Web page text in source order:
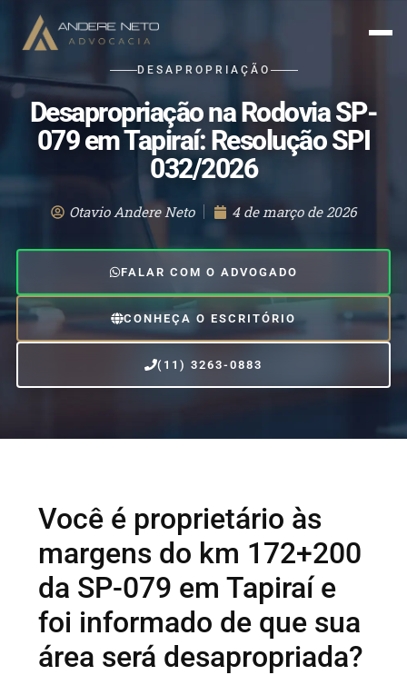
DESAPROPRIAÇÃO
Desapropriação na Rodovia SP-
079 em Tapiraí: Resolução SPI
032/2026
Otavio Andere Neto 4 de março de 2026
FALAR COM O ADVOGADO
CONHEÇA O ESCRITÓRIO
(11) 3263-0883
Você é proprietário às
margens do km 172+200
da SP-079 em Tapiraí e
foi informado de que sua
área será desapropriada?